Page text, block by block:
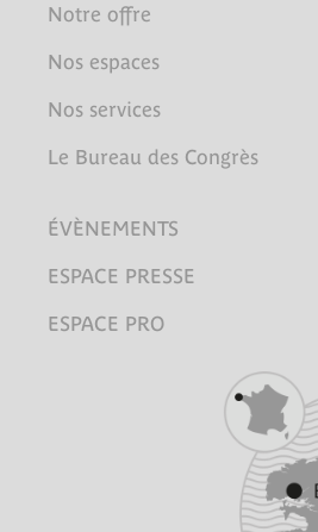
Notre offre
Nos espaces
Nos services
Le Bureau des Congrès
ÉVÈNEMENTS
ESPACE PRESSE
ESPACE PRO